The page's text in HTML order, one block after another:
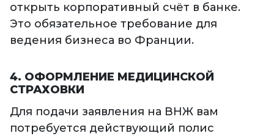
открыть корпоративный счёт в банке.
Это обязательное требование для
ведения бизнеса во Франции.
4. ОФОРМЛЕНИЕ МЕДИЦИНСКОЙ
СТРАХОВКИ
Для подачи заявления на ВНЖ вам
потребуется действующий полис